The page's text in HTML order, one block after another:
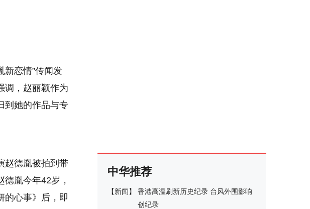
新恋情”传闻发
调，赵丽颖作为
到她的作品与专
赵德胤被拍到带
胤今年42岁，
的心事》后，即
中华推荐
【新闻】
香港高温刷新历史纪录 台风外围影响
创纪录